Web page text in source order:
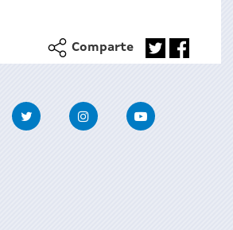
Comparte
Twitter InstagramYoutube